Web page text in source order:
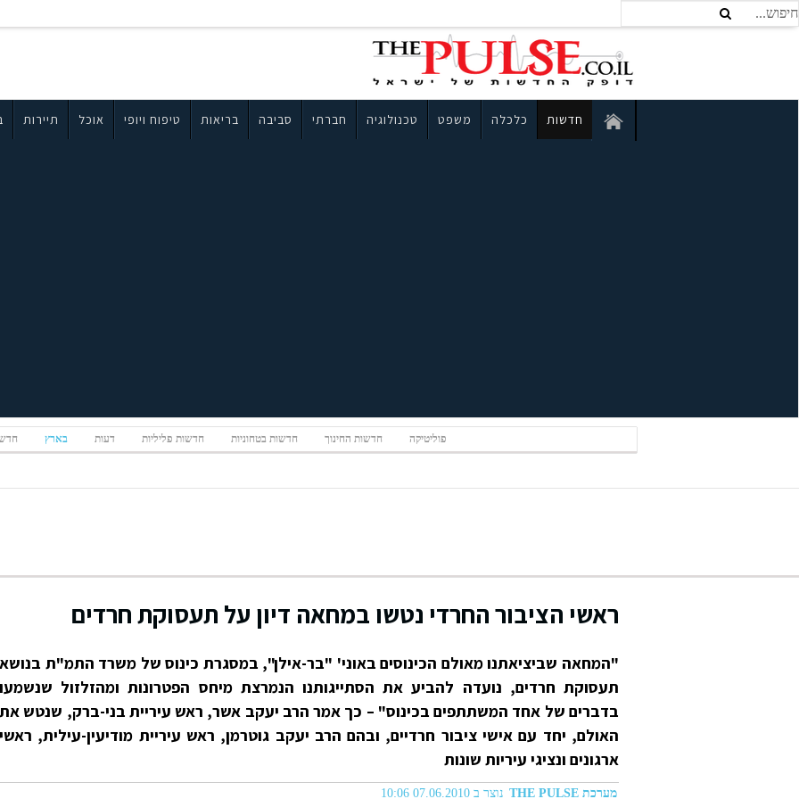
חדשות כלכלה משפט טכנולוגיה חברתי סביבה בריאות טיפוח ויופי אוכל תיירות
פוליטיקה חדשות החינוך חדשות בטחוניות חדשות פליליות דעות בארץ
ראשי הציבור החרדי נטשו במחאה דיון על תעסוקת חרדים
"המחאה שביציאתנו מאולם הכינוסים באוני' "בר-אילן", במסגרת כינוס של משרד התמ"ת בנושא
תעסוקת חרדים, נועדה להביע את הסתייגותנו הנמרצת מיחס הפטרונות ומהזלזול שנשמעו
בדברים של אחד המשתתפים בכינוס" – כך אמר הרב יעקב אשר, ראש עיריית בני-ברק, שנטש את
האולם, יחד עם אישי ציבור חרדיים, ובהם הרב יעקב גוטרמן, ראש עיריית מודיעין-עילית, ראשי
ארגונים ונציגי עיריות שונות
מערכת THE PULSE נוצר ב 07.06.2010 10:06